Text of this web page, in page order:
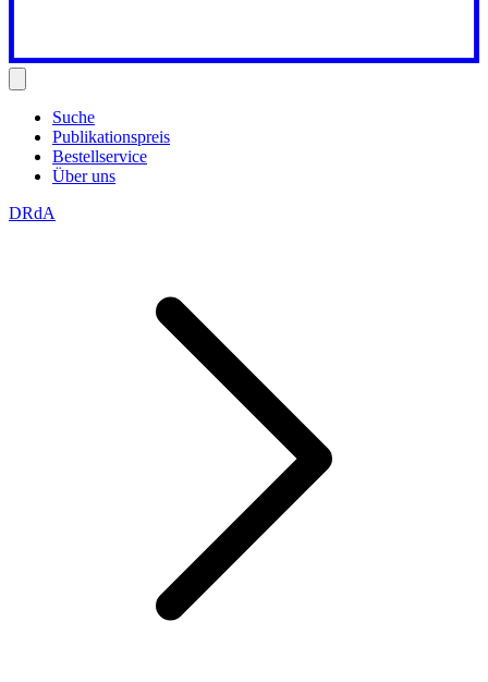
Suche
Publikationspreis
Bestellservice
Über uns
DRdA